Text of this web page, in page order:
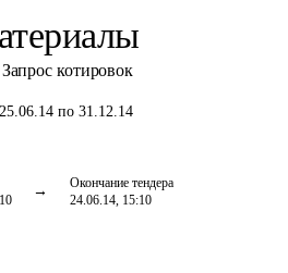
Запрос котировок
по 31.12.14
Окончание тендера
24.06.14, 15:10